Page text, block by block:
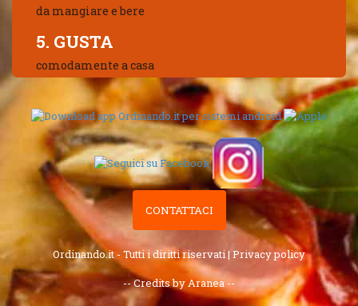
da mangiare e bere
5. GUSTA
comodamente a casa
CONTATTACI
Ordinando.it - Tutti i diritti riservati | Privacy policy
-- Credits by Aranea --